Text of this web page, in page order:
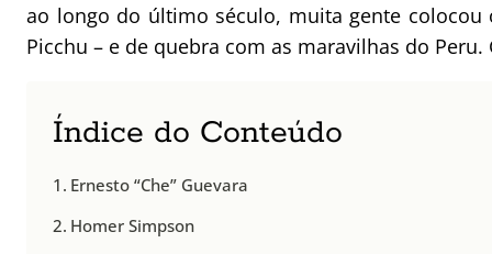
ao longo do último século, muita gente
Picchu – e de quebra com as maravilhas do
Índice do Conteúdo
Ernesto “Che” Guevara
Homer Simpson